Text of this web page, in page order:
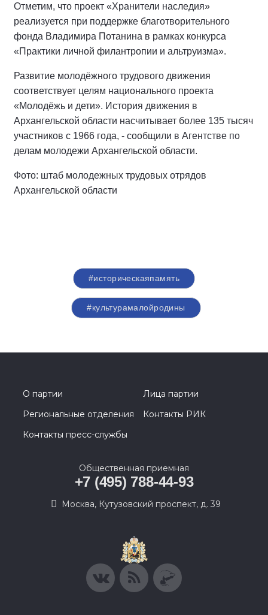
Отметим, что проект «Хранители наследия»
реализуется при поддержке благотворительного
фонда Владимира Потанина в рамках конкурса
«Практики личной филантропии и альтруизма».
Развитие молодёжного трудового движения
соответствует целям национального проекта
«Молодёжь и дети». История движения в
Архангельской области насчитывает более 135 тысяч
участников с 1966 года, - сообщили в Агентстве по
делам молодежи Архангельской области.
Фото: штаб молодежных трудовых отрядов
Архангельской области
#историческаяпамять
#культурамалойродины
О партии
Лица партии
Региональные отделения
Контакты РИК
Контакты пресс-службы
Общественная приемная
+7 (495) 788-44-93
Москва, Кутузовский проспект, д. 39